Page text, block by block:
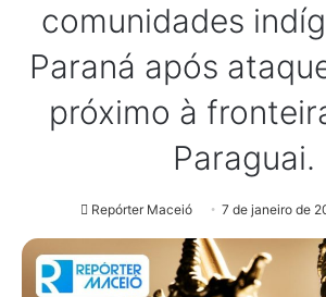
comunidades
Paraná após
próximo à
Paraguai.
Repórter Maceió 7 de janeiro de